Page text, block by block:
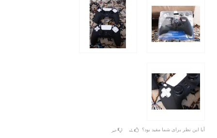
آیا این نظر برای شما مفید بود؟ بله خیر